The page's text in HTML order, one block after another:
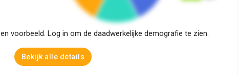
voorbeeld. Log in om de daadwerkelijke demografie te zien.
Bekijk alle details